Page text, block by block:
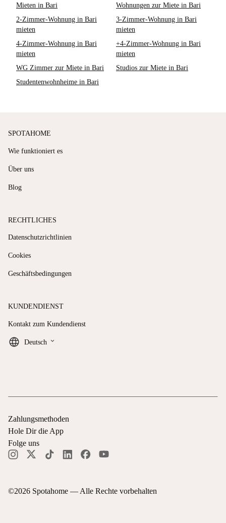
Mieten in Bari
Wohnungen zur Miete in Bari
2-Zimmer-Wohnung in Bari
mieten
3-Zimmer-Wohnung in Bari
mieten
4-Zimmer-Wohnung in Bari
mieten
+4-Zimmer-Wohnung in Bari
mieten
WG Zimmer zur Miete in Bari
Studios zur Miete in Bari
Studentenwohnheime in Bari
SPOTAHOME
Wie funktioniert es
Über uns
Blog
RECHTLICHES
Datenschutzrichtlinien
Cookies
Geschäftsbedingungen
KUNDENDIENST
Kontakt zum Kundendienst
Deutsch keyboard_arrow_down
©2026 Spotahome — Alle Rechte vorbehalten
Zahlungsmethoden
Hole Dir die App
Folge uns